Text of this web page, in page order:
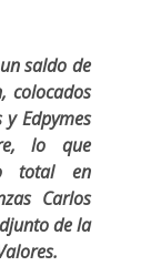
saldo de
colocados
Edpymes
lo que
total en
Carlos
de la